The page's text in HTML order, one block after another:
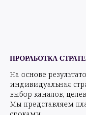
ПРОРАБОТКА
На основе
индивидуальная
выбор каналов,
Мы представляем
сроками.